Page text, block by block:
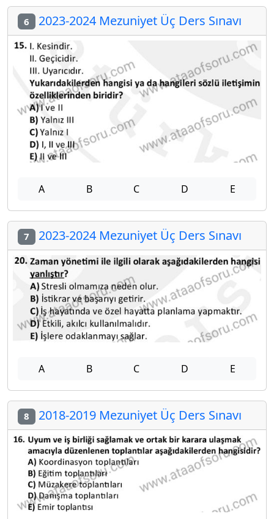
6 2023-2024 Mezuniyet Üç Ders Sınavı
A B C D E
7 2023-2024 Mezuniyet Üç Ders Sınavı
A B C D E
8 2018-2019 Mezuniyet Üç Ders Sınavı